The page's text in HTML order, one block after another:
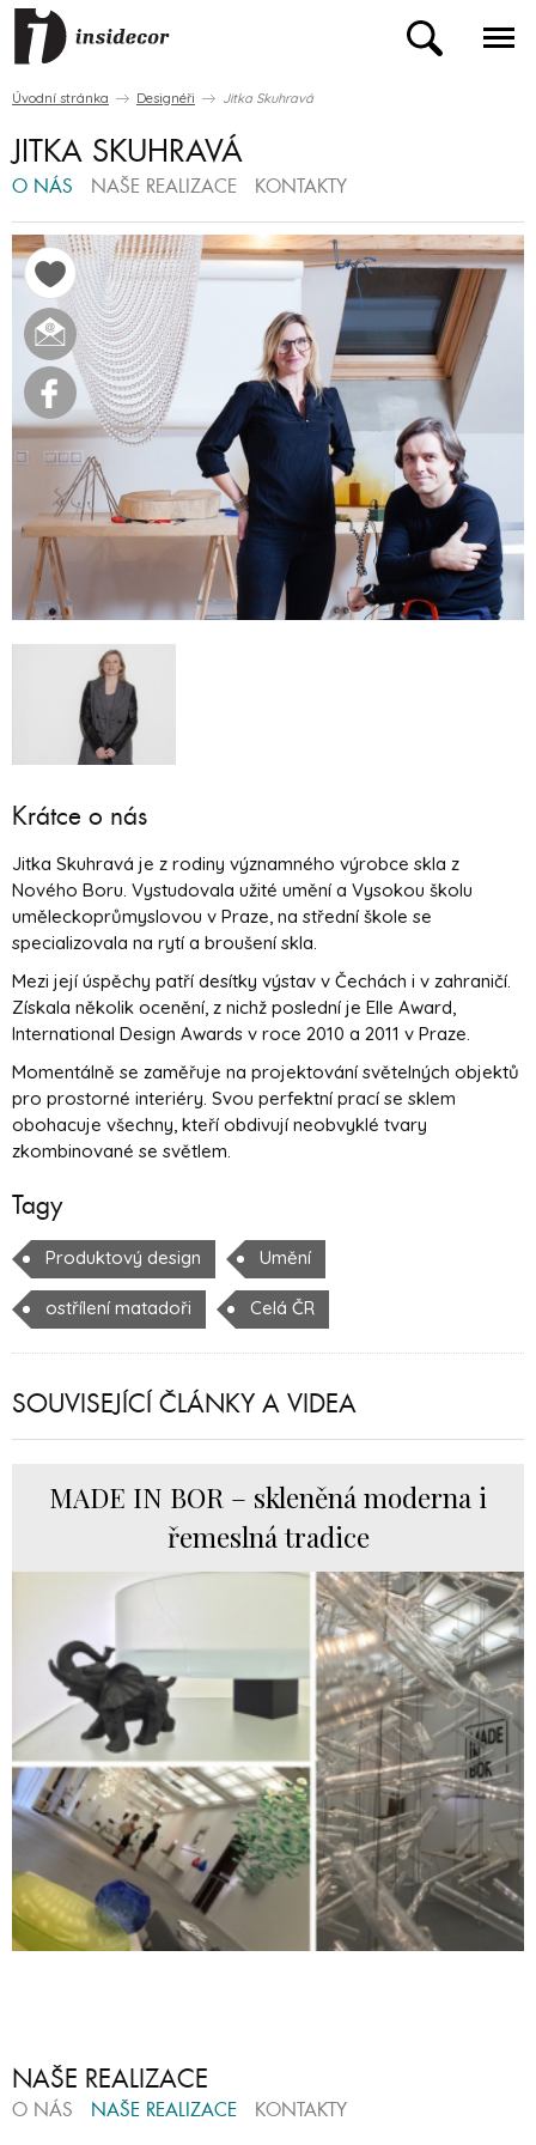
Úvodní stránka Designéři Jitka Skuhravá
JITKA SKUHRAVÁ
O NÁS NAŠE REALIZACE KONTAKTY
Krátce o nás
Jitka Skuhravá je z rodiny významného výrobce skla z
Nového Boru. Vystudovala užité umění a Vysokou školu
uměleckoprůmyslovou v Praze, na střední škole se
specializovala na rytí a broušení skla.
Mezi její úspěchy patří desítky výstav v Čechách i v zahraničí.
Získala několik ocenění, z nichž poslední je Elle Award,
International Design Awards v roce 2010 a 2011 v Praze.
Momentálně se zaměřuje na projektování světelných objektů
pro prostorné interiéry. Svou perfektní prací se sklem
obohacuje všechny, kteří obdivují neobvyklé tvary
zkombinované se světlem.
Tagy
Produktový design Umění
ostřílení matadoři Celá ČR
SOUVISEJÍCÍ ČLÁNKY A VIDEA
MADE IN BOR – skleněná moderna i
řemeslná tradice
NAŠE REALIZACE
O NÁS NAŠE REALIZACE KONTAKTY